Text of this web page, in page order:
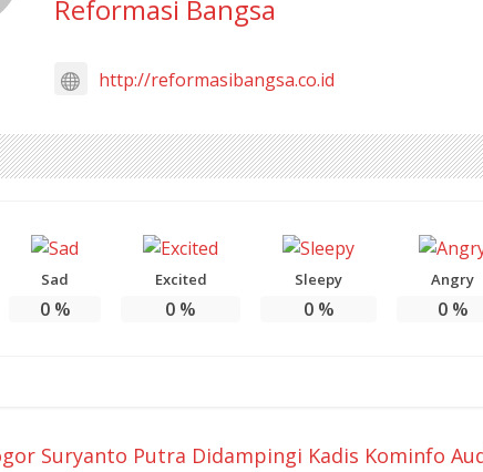
Reformasi Bangsa
http://reformasibangsa.co.id
Sad
0%
Excited
0 %
Sleepy
0%
Angry
0%
Suryanto Putra Didampingi Kadis Kominfo